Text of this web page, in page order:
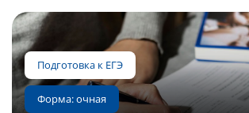
Слушателям
Партнерам